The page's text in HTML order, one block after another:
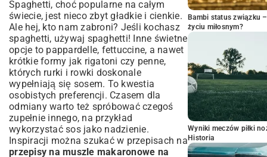
Spaghetti, choć popularne na całym
świecie, jest nieco zbyt gładkie i cienkie.
Ale hej, kto nam zabroni? Jeśli kochasz
spaghetti, używaj spaghetti! Inne świetne
opcje to pappardelle, fettuccine, a nawet
krótkie formy jak rigatoni czy penne,
których rurki i rowki doskonale
wypełniają się sosem. To kwestia
osobistych preferencji. Czasem dla
odmiany warto też spróbować czegoś
zupełnie innego, na przykład
wykorzystać sos jako nadzienie.
Inspiracji można szukać w przepisach na
przepisy na muszle makaronowe na
Bambi status związku
życiu miłosnym?
Wyniki meczów piłki
Historia